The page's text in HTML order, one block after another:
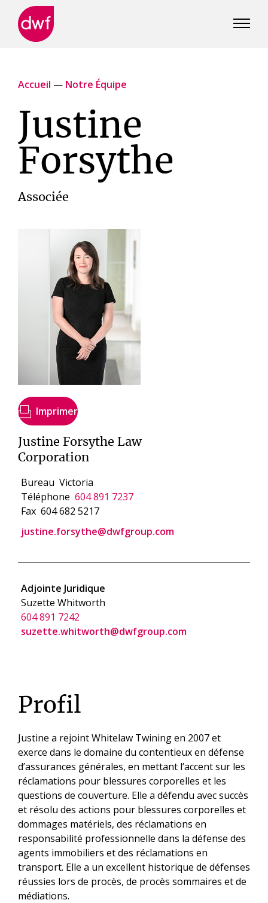
Accueil — Notre Équipe
Justine
Forsythe
Associée
Imprimer
Justine Forsythe Law
Corporation
Bureau Victoria
Téléphone 604 891 7237
Fax 604 682 5217
justine.forsythe@dwfgroup.com
Adjointe Juridique
Suzette Whitworth
604 891 7242
suzette.whitworth@dwfgroup.com
Profil
Justine a rejoint Whitelaw Twining en 2007 et
exerce dans le domaine du contentieux en défense
d’assurances générales, en mettant l’accent sur les
réclamations pour blessures corporelles et les
questions de couverture. Elle a défendu avec succès
et résolu des actions pour blessures corporelles et
dommages matériels, des réclamations en
responsabilité professionnelle dans la défense des
agents immobiliers et des réclamations en
transport. Elle a un excellent historique de défenses
réussies lors de procès, de procès sommaires et de
médiations.